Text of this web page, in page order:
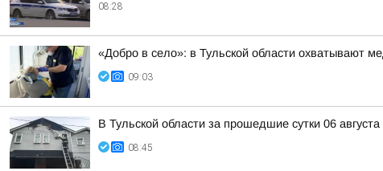
08:28
«Добро в село»: в Тульской области охватывают
09:03
В Тульской области за прошедшие сутки 06 августа
08:45